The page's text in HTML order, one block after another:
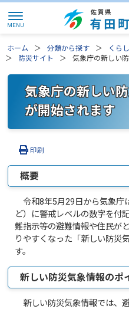
ホーム 分類から探す くら
防災サイト
気象庁の新しい
気象庁の新しい
が開始されます
印刷
概要
令和8年5月29日から気象庁
ど）に警戒レベルの数字を付
難指示等の避難情報や住民が
りやすくなった「新しい防災
す。
新しい防災気象情報のポ
新しい防災気象情報では、